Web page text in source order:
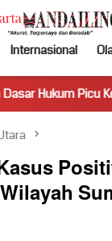
Internasional
Keresahan